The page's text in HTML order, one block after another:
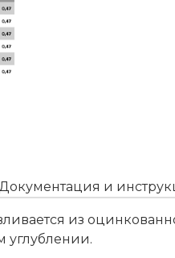
и
из
углублении.